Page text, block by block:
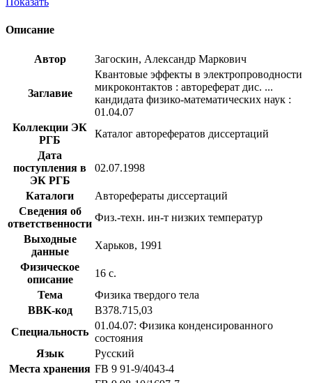
Описание
Автор Загоскин, Александр Маркович
Заглавие
Квантовые эффекты в электропроводности
микроконтактов : автореферат дис. ...
кандидата физико-математических наук :
01.04.07
Коллекции ЭК
РГБ
Каталог авторефератов диссертаций
Дата
поступления в
ЭК РГБ
02.07.1998
Каталоги
Авторефераты диссертаций
Сведения об
ответственности
Физ.-техн. ин-т низких температур
Выходные
данные
Харьков, 1991
Физическое
описание
16 с.
Тема
Физика твердого тела
BBK-код
В378.715,03
Специальность
01.04.07: Физика конденсированного
состояния
Язык
Русский
Места хранения FB 9 91-9/4043-4